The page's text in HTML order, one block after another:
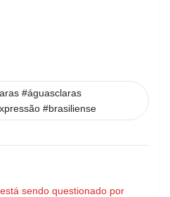
#águasclaras
#brasiliense
sendo questionado por